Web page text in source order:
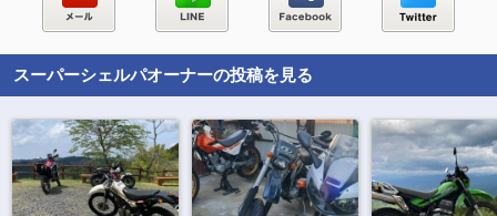
スーパーシェルパオーナーの投稿を見る